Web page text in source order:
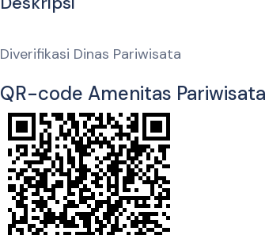
Diverifikasi Dinas Pariwisata
QR-code Amenitas Pariwisata